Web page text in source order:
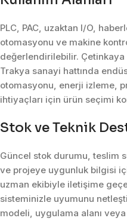
PLC, PAC, uzaktan I/O,
otomasyonu ve makine
değerlendirilebilir.
Trakya sanayi hattında
otomasyonu, enerji izleme,
ihtiyaçları için ürün seçimi
Stok ve Teknik
Güncel stok durumu, teslim
ve projeye uygunluk bilgisi
uzman ekibiyle iletişime
sisteminizle uyumunu
modeli, uygulama alanı